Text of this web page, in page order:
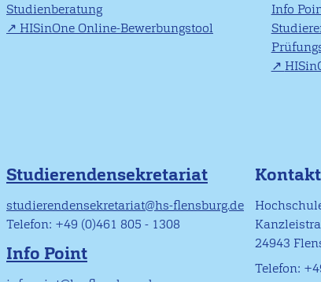
Studienberatung
HISinOne Online-Bewerbungstool
Info
Studierendensekretariat
studierendensekretariat@hs-flensburg.de
Telefon: +49 (0)461 805 - 1308
Info Point
Kontakt
24943
Telefon: